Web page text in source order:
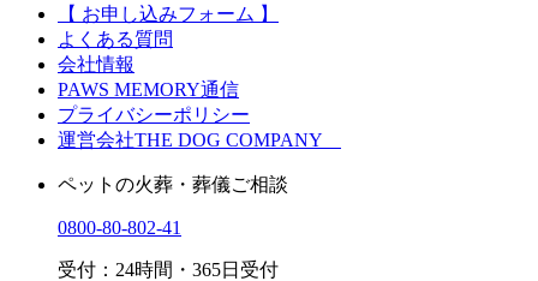
【 お申し込みフォーム 】
よくある質問
会社情報
PAWS MEMORY通信
プライバシーポリシー
運営会社THE DOG COMPANY
ペットの火葬・葬儀ご相談
0800-80-802-41
受付：24時間・365日受付